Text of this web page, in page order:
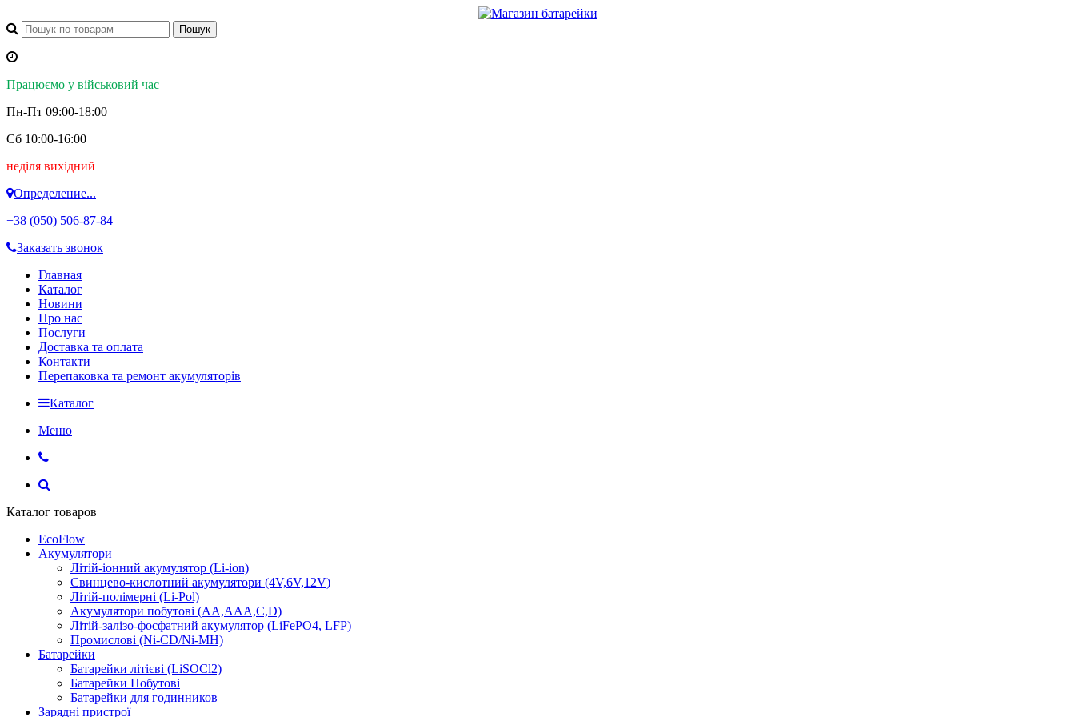
Працюємо у військовий час
Пн-Пт 09:00-18:00
Сб 10:00-16:00
неділя вихідний
Определение...
+38 (050) 506-87-84
Заказать звонок
Главная
Каталог
Новини
Про нас
Послуги
Доставка та оплата
Контакти
Перепаковка та ремонт акумуляторів
Каталог
Меню
Каталог товаров
EcoFlow
Акумулятори
Літій-іонний акумулятор (Li-ion)
Свинцево-кислотний акумулятори (4V,6V,12V)
Літій-полімерні (Li-Pol)
Акумулятори побутові (AA,AAA,C,D)
Літій-залізо-фосфатний акумулятор (LiFePO4, LFP)
Промислові (Ni-CD/Ni-MH)
Батарейки
Батарейки літієві (LiSOCl2)
Батарейки Побутові
Батарейки для годинников
Зарядні пристрої